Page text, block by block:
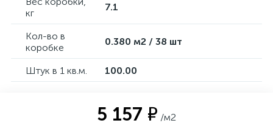
кг
7.1
Кол-во в
коробке
0.380 м2 / 38 шт
Штук в 1 кв.м. 100.00
5 157 ₽ /м2